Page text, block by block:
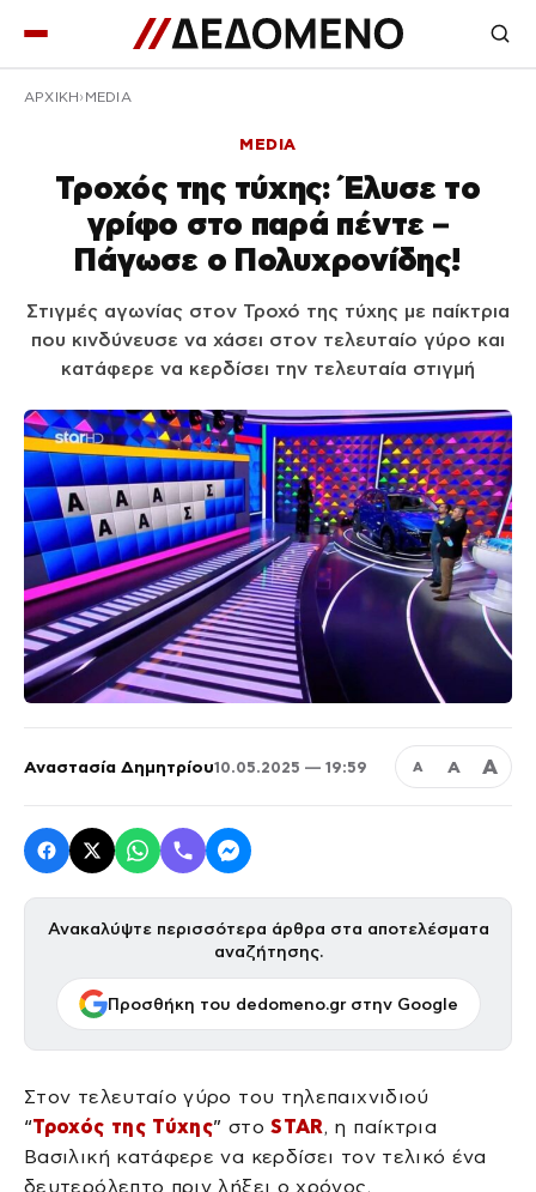
ΑΡΧΙΚΉ MEDIA
MEDIA
Τροχός της τύχης: Έλυσε το
γρίφο στο παρά πέντε –
Πάγωσε ο Πολυχρονίδης!
Στιγμές αγωνίας στον Τροχό της τύχης με παίκτρια
που κινδύνευσε να χάσει στον τελευταίο γύρο και
κατάφερε να κερδίσει την τελευταία στιγμή
Αναστασία Δημητρίου10.05.2025 — 19:59 Α Α Α
Ανακαλύψτε περισσότερα άρθρα στα αποτελέσματα
αναζήτησης.
Προσθήκη του dedomeno.gr στην Google
Στον τελευταίο γύρο του τηλεπαιχνιδιού
“Τροχός της Τύχης” στοSTAR, η παίκτρια
Βασιλική κατάφερε να κερδίσει τον τελικό ένα
δευτερόλεπτο πριν λήξει ο χρόνος,